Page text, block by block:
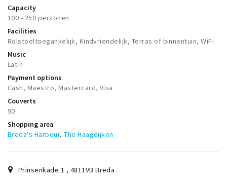
Bars
Hotels
Recreation
Shops
Deals
Parking
Sign in
Capacity
100 - 250 personen
Facilities
Rolstoeltoegankelijk, Kindvriendelijk, Terras of binnentuin, WiFi
Music
Latin
Payment options
Cash, Maestro, Mastercard, Visa
Couverts
90
Shopping area
Breda's Harbour,The Haagdijken
Prinsenkade 1 , 4811VB Breda